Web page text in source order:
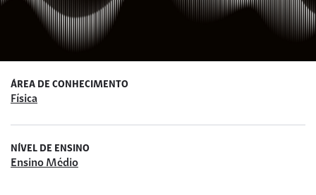
ÁREA DE CONHECIMENTO
Física
NÍVEL DE ENSINO
Ensino Médio